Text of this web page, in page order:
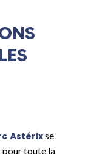
Astérixse
pour toute la